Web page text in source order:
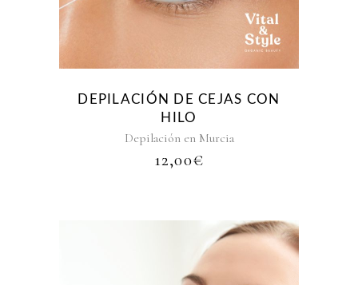
DEPILACIÓN DE CEJAS CON
HILO
Depilación en Murcia
12,00€